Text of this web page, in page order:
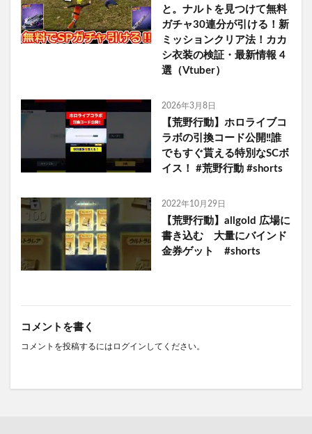
と。ナルトを見つけて無料
ガチャ30連分が引ける！新
ミッションクリア法！カカ
シ衣装の検証・最新情報 4
選（Vtuber）
2026年3月8日
【荒野行動】ホロライブコ
ラボの引換コード公開‼️誰
でもすぐ貰える特別なSCボ
イス！ #荒野行動 #shorts
2022年10月29日
【荒野行動】allgold 広場に
書き込む 大量にバインド
金券ゲット #shorts
コメントを書く
コメントを投稿するには ログイン してください。